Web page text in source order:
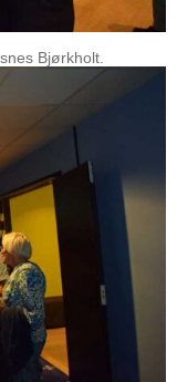
Bjørkholt.